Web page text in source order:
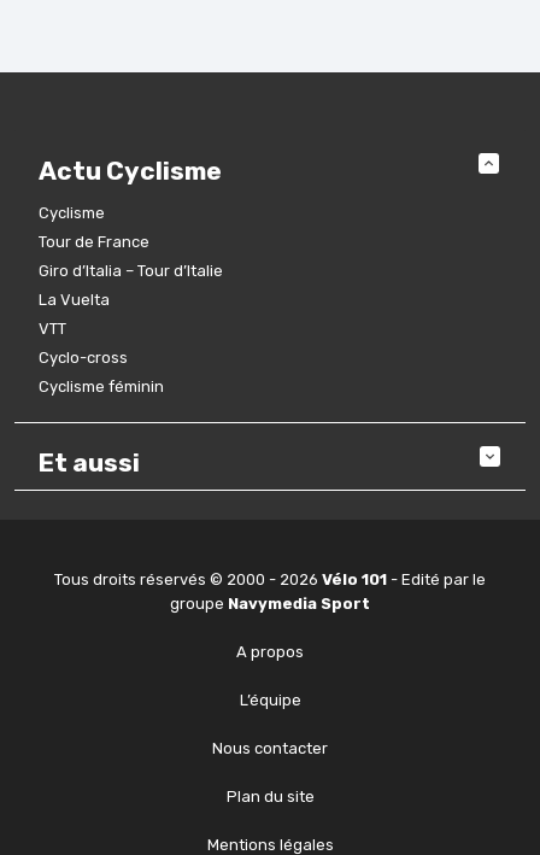
Actu Cyclisme
Cyclisme
Tour de France
Giro d’Italia – Tour d’Italie
La Vuelta
VTT
Cyclo-cross
Cyclisme féminin
Et aussi
Tous droits réservés © 2000 - 2026 Vélo 101 - Edité par le
groupe Navymedia Sport
A propos
L’équipe
Nous contacter
Plan du site
Mentions légales